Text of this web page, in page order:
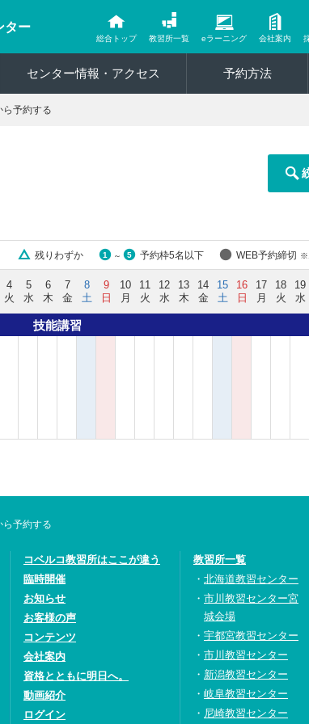
ター
総合トップ 教習所一覧 eラーニング 会社案内
センター情報・アクセス 予約方法
ら予約する
残りわずか 1 ～ 5 予約枠5名以下 WEB予約締切
4
火
5
水
6
木
7
金
8
土
9
日
10
月
11
火
12
水
13
木
14
金
15
土
16
日
17
月
18
火
19
水
技能講習
ら予約する
コベルコ教習所はここが違う
臨時開催
お知らせ
お客様の声
コンテンツ
会社案内
資格とともに明日へ。
動画紹介
ログイン
教習所一覧
北海道教習センター
市川教習センター宮
城会場
宇都宮教習センター
市川教習センター
新潟教習センター
岐阜教習センター
尼崎教習センター